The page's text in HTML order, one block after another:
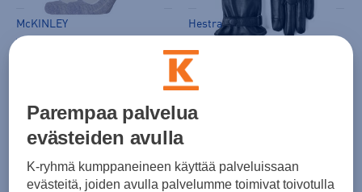
McKINLEY
Villapohjasukka 2-pack FI
Hestra
129,00 €
Parempaa palvelua
evästeiden avulla
K-ryhmä kumppaneineen käyttää palveluissaan
evästeitä, joiden avulla palvelumme toimivat toivotulla